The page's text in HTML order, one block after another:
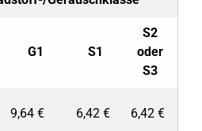
G1 S1
S2
oder
S3
9,64 € 6,42 € 6,42 €